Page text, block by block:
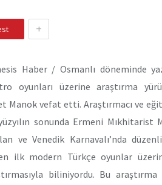
+
Haber / Osmanlı döneminde
oyunları üzerine araştırma
Manok vefat etti. Araştırmacı ve
sonunda Ermeni Mıkhitarist
ve Venedik Karnavalı’nda
ilk modern Türkçe oyunlar
biliniyordu. Bu araştırma